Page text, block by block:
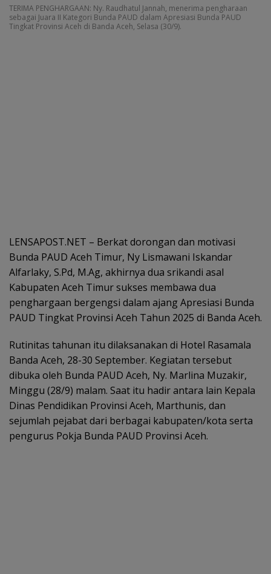
TERIMA PENGHARGAAN: Ny. Raudhatul Jannah, menerima pengharaan
sebagai Juara II Kategori Bunda PAUD dalam Apresiasi Bunda PAUD
Tingkat Provinsi Aceh di Banda Aceh, Selasa (30/9).
LENSAPOST.NET – Berkat dorongan dan motivasi
Bunda PAUD Aceh Timur, Ny Lismawani Iskandar
Alfarlaky, S.Pd, M.Ag, akhirnya dua srikandi asal
Kabupaten Aceh Timur sukses membawa dua
penghargaan bergengsi dalam ajang Apresiasi Bunda
PAUD Tingkat Provinsi Aceh Tahun 2025 di Banda Aceh.
Rutinitas tahunan itu dilaksanakan di Hotel Rasamala
Banda Aceh, 28-30 September. Kegiatan tersebut
dibuka oleh Bunda PAUD Aceh, Ny. Marlina Muzakir,
Minggu (28/9) malam. Saat itu hadir antara lain Kepala
Dinas Pendidikan Provinsi Aceh, Marthunis, dan
sejumlah pejabat dari berbagai kabupaten/kota serta
pengurus Pokja Bunda PAUD Provinsi Aceh.